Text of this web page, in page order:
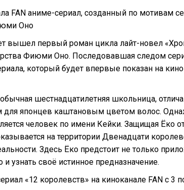
FAN аниме-сериал, созданный по мотивам
Оно
вышел первый роман цикла лайт-новел
Фиюми Оно. Последовавшая следом
который будет впервые показан на
шестнадцатилетняя школьница,
для японцев каштановым цветом волос.
человек по имени Кейки. Защищая Ёко
на территории Двенадцати
Здесь Ёко предстоит не только
и узнать своё истинное предназначение.
«12 королевств» на киноканале FAN с 3